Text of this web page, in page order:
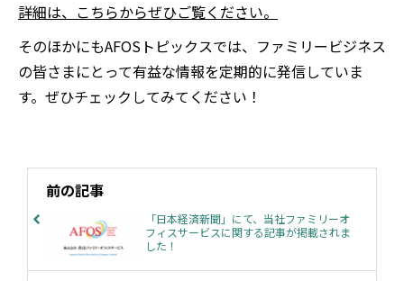
​​​​​​​詳細は、こちらからぜひご覧ください。
そのほかにもAFOSトピックスでは、ファミリービジネス
の皆さまにとって有益な情報を定期的に発信していま
す。ぜひチェックしてみてください！
前の記事
「日本経済新聞」にて、当社ファミリーオ
フィスサービスに関する記事が掲載されま
した！